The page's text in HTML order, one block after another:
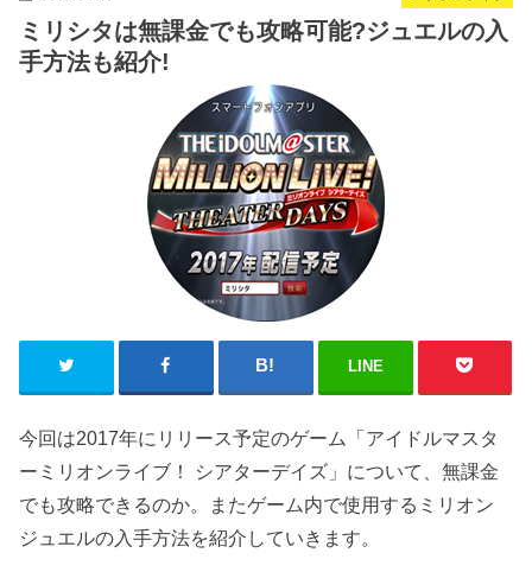
ミリシタは無課金でも攻略可能?ジュエルの入
手方法も紹介!
LINE
今回は2017年にリリース予定のゲーム「アイドルマスタ
ーミリオンライブ！ シアターデイズ」について、無課金
でも攻略できるのか。またゲーム内で使用するミリオン
ジュエルの入手方法を紹介していきます。